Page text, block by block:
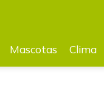
ya se siente en diferentes
Mascotas Clima